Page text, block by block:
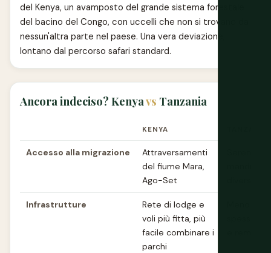
del Kenya, un avamposto del grande sistema forestale
del bacino del Congo, con uccelli che non si trovano da
nessun'altra parte nel paese. Una vera deviazione,
lontano dal percorso safari standard.
Ancora indeciso? Kenyavs Tanzania
KENYA
Accesso alla migrazione
Attraversamenti
del fiume Mara,
Ago-Set
Infrastrutture
Rete di lodge e
voli più fitta, più
facile combinare i
parchi